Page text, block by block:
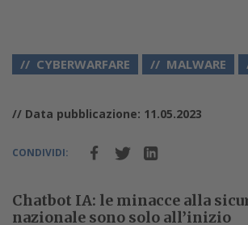
CYBERWARFARE MALWARE
// Data pubblicazione: 11.05.2023
CONDIVIDI:
Chatbot IA: le minacce alla
nazionale sono solo all’inizio